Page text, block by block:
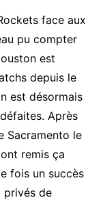
face aux
pu compter
est
depuis le
est désormais
Après
Sacramento le
remis ça
fois un succès
privés de